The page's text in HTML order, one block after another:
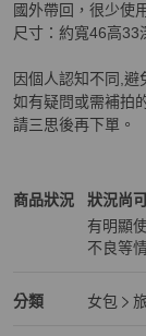
關於LV 旅行袋
國外帶回，很少使
尺寸：約寬46高33
因個人認知不同,避
如有疑問或需補拍
請三思後再下單。
商品狀況
Louis Vuitton女包
狀況尚
有明顯
不良等
分類
Louis Vuitton女包
女包